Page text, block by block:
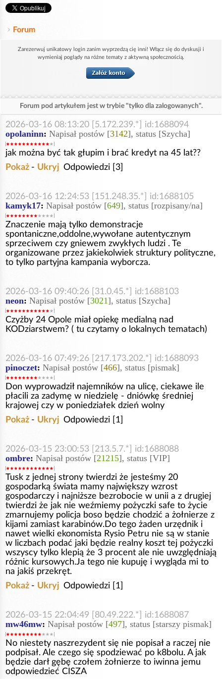
Forum
Zarezerwuj unikatowy login zanim wyprzedzą cię inni! Włącz się do dyskusji i
wymieniaj poglądy na różne tematy z aktywną społecznością.
Forum pod artykułem jest w trybie "tylko dla zalogowanych".
2026-03-16 08:13:20 [5.172.239.*] id:1688094
opolaninn: Napisał postów [3142], status [Szycha]
jak można być tak głupim i brać kredyt na 45 lat??
Pokaż - Ukryj Odpowiedzi [3]
2026-03-16 12:24:53 [151.248.35.*] id:1688105
kamyk17: Napisał postów [649], status [rozpisany/na]
Znaczenie mają tylko demonstracje
spontaniczne,oddolne,wywołane autentycznym
sprzeciwem czy gniewem zwykłych ludzi . Te
organizowane przez jakiekolwiek struktury polityczne,
to tylko partyjna kampania wyborcza.
2026-03-16 09:40:26 [31.0.45.*] id:1688103
neon: Napisał postów [3021], status [Szycha]
Czyżby 24 Opole miał opiekę medialną nad
KODziarstwem? ( tu czytamy o lokalnych tematach)
2026-03-16 07:49:26 [217.173.202.*] id:1688093
pinoczet: Napisał postów [466], status [pismak]
Don wyprowadził najemników na ulicę, ciekawe ile
płacili za zadymę w niedzielę - dniówkę średniej
krajowej czy w poniedziałek dzień wolny
Pokaż - Ukryj Odpowiedzi [1]
2026-03-15 23:00:53 [213.5.7.*] id:1688088
ombre: Napisał postów [21215], status [VIP]
Tusk z jednej strony twierdzi że jesteśmy 20
gospodarką świata mamy największy wzrost
gospodarczy i najniższe bezrobocie w unii a z drugiej
twierdzi że jak nie weźmiemy pożyczki safe to życie
zmarnujemy policja boso będzie chodzić a żołnierze z
kijami zamiast karabinów.Do tego żaden urzędnik i
nawet wielki ekonomista Rysio Petru nie są w stanie
w liczbach podać jaki będzie realny koszt tej pożyczki
wszyscy tylko klepią że 3 procent ale nie uwzględniają
różnic kursowych.Ja tego nie kupuję i wygląda mi to
na jakiś przekręt.
Pokaż - Ukryj Odpowiedzi [1]
2026-03-15 22:04:49 [80.49.222.*] id:1688087
mw46mw: Napisał postów [497], status [starszy pismak]
No niestety naszrezydent się nie popisał a raczej nie
podpisał. Ale czego się spodziewać po k8bolu. A jak
będzie darł gębę czołem żołnierze to iwinna jemu
odpowiedzieć CISZA